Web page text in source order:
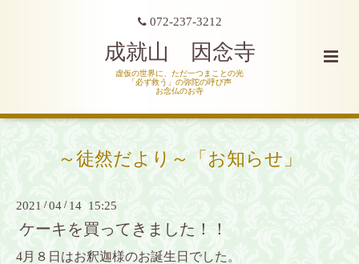
072-237-3212
成就山 因念寺
虚仮の世界に、ただ一つまことの光
「必ず救う」の弥陀の呼び声
お念仏のお寺
～徒然だより～「お知らせ」
2021 /04 / 14 15:25
ケーキを買ってきました！！
4月８日はお釈迦様のお誕生日でした。